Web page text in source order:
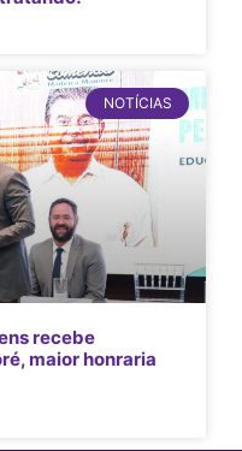
NOTÍCIAS
recebe
maior honraria